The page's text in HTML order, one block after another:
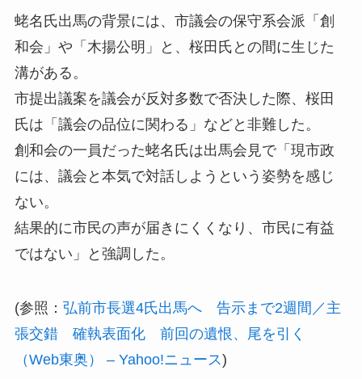
蛯名氏出馬の背景には、市議会の保守系会派「創
和会」や「木揚公明」と、桜田氏との間に生じた
溝がある。
市提出議案を議会が反対多数で否決した際、桜田
氏は「議会の品位に関わる」などと非難した。
創和会の一員だった蛯名氏は出馬会見で「現市政
には、議会と本気で対話しようという姿勢を感じ
ない。
結果的に市民の声が届きにくくなり、市民に有益
ではない」と強調した。
(参照： 弘前市長選4氏出馬へ 告示まで2週間／主
張交錯 確執表面化 前回の遺恨、尾を引く
（Web東奥） – Yahoo!ニュース)